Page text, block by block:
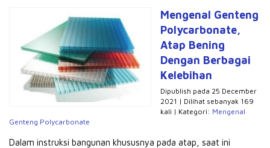
Mengenal Genteng
Polycarbonate,
Atap Bening
Dengan Berbagai
Kelebihan
Dipublish pada 25 December
2021 | Dilihat sebanyak 169
kali | Kategori: Mengenal
Genteng Polycarbonate
Dalam instruksi bangunan khususnya pada atap, saat ini